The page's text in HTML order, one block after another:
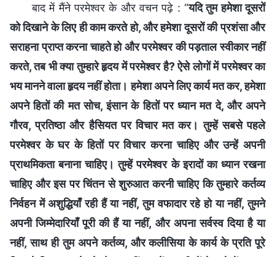
बाद में मैंने परमेश्वर के और वचन पढ़े : “यदि तुम हमेशा दूसरों
को दिखाने के लिए ही काम करते हो, और हमेशा दूसरों की प्रशंसा और
सराहना प्राप्त करना चाहते हो और परमेश्वर की पड़ताल स्वीकार नहीं
करते, तब भी क्या तुम्‍हारे हृदय में परमेश्वर है? ऐसे लोगों में परमेश्वर का
भय मानने वाला हृदय नहीं होता। हमेशा अपने लिए कार्य मत कर, हमेशा
अपने हितों की मत सोच, इंसान के हितों पर ध्यान मत दे, और अपने
गौरव, प्रतिष्ठा और हैसियत पर विचार मत कर। तुम्‍हें सबसे पहले
परमेश्वर के घर के हितों पर विचार करना चाहिए और उन्‍हें अपनी
प्राथमिकता बनाना चाहिए। तुम्‍हें परमेश्वर के इरादों का ध्‍यान रखना
चाहिए और इस पर चिंतन से शुरुआत करनी चाहिए कि तुम्‍हारे कर्तव्‍य
निर्वहन में अशुद्धियाँ रही हैं या नहीं, तुम वफादार रहे हो या नहीं, तुमने
अपनी जिम्मेदारियाँ पूरी की हैं या नहीं, और अपना सर्वस्व दिया है या
नहीं, साथ ही तुम अपने कर्तव्य, और कलीसिया के कार्य के प्रति पूरे